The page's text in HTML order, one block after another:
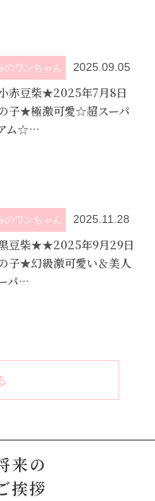
のワンちゃん 2025.09.05
赤豆柴★2025年7月8日
子★極激可愛☆超スーパ
ム☆…
のワンちゃん 2025.11.28
豆柴★★2025年9月29日
子★幻級激可愛い＆美人
パ…
来の
挨拶